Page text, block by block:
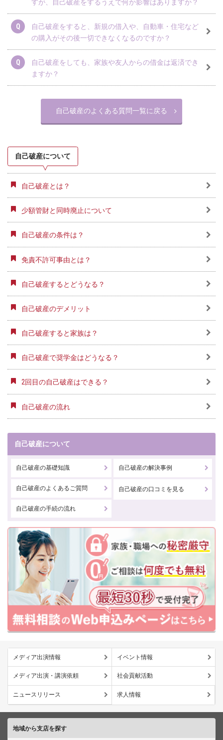
すが、自己破産をするうえで何か影響はありますか？
自己破産をすると、新規の借入や、自動車・住宅など
の購入がその後一切できなくなるのですか？
自己破産をしても、家族や友人からの借金は返済でき
ますか？
自己破産のよくある質問一覧に戻る
自己破産について
自己破産とは？
少額管財と同時廃止について
自己破産の条件は？
免責不許可事由とは？
自己破産するとどうなる？
自己破産のデメリット
自己破産すると家族は？
自己破産で奨学金はどうなる？
2回目の自己破産はできる？
自己破産の流れ
自己破産について
自己破産の基礎知識 自己破産の解決事例
自己破産のよくあるご質問 自己破産の口コミを見る
自己破産の手続の流れ
メディア出演情報 イベント情報
メディア出演・講演依頼 社会貢献活動
ニュースリリース 求人情報
地域から支店を探す